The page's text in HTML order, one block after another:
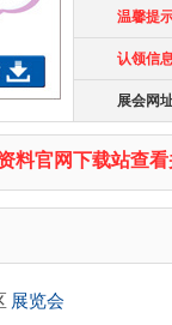
温馨提
认领信
展会网
料官网下载站查
展览会